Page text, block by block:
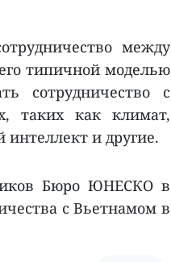
между
типичной моделью
сотрудничество с
таких как климат,
интеллект и другие.
Бюро ЮНЕСКО в
с Вьетнамом в